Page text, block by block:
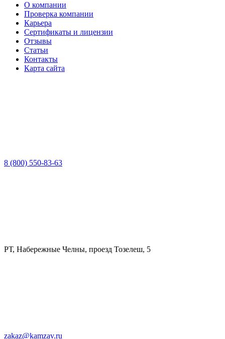
О компании
Проверка компании
Карьера
Сертификаты и лицензии
Отзывы
Статьи
Контакты
Карта сайта
8 (800) 550-83-63
РТ, Набережные Челны, проезд Тозелеш, 5
zakaz@kamzav.ru